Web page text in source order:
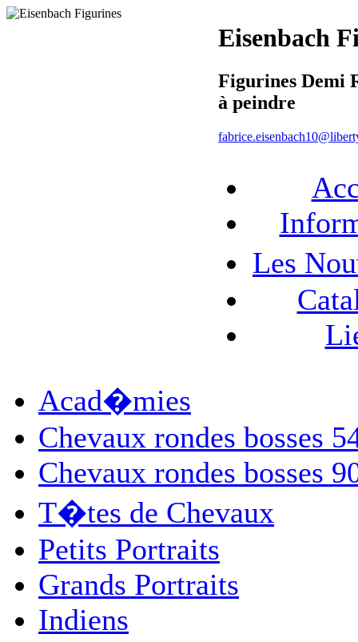
Eisenbach
Figurines Demi
à peindre
Les
Acad�mies
Chevaux rondes bosses
Chevaux rondes bosses
T�tes de Chevaux
Petits Portraits
Grands Portraits
Indiens